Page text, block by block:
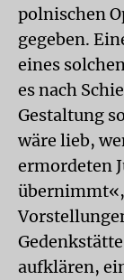
polnischen
gegeben.
eines
es nach
Gestaltung
wäre lieb,
ermordeten
übernimmt«,
aufklären,